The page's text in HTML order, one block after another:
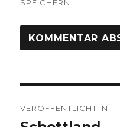
SPEICHERN.
VERÖFFENTLICHT IN